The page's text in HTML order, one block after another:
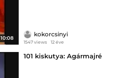
10:08
kokorcsinyi
1547 views 12 éve
101 kiskutya: Agármajré